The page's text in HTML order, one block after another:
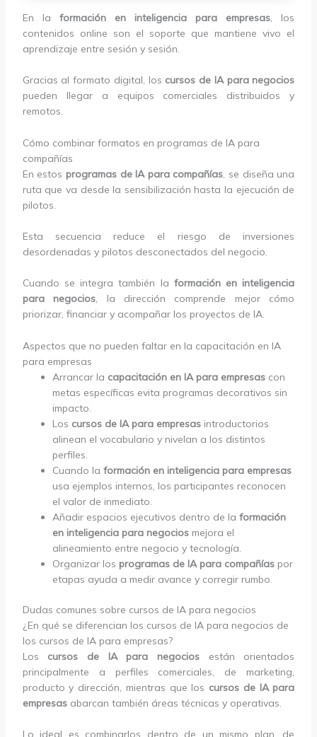
En la formación en inteligencia para empresas, los
contenidos online son el soporte que mantiene vivo el
aprendizaje entre sesión y sesión.
Gracias al formato digital, los cursos de IA para negocios
pueden llegar a equipos comerciales distribuidos y
remotos.
Cómo combinar formatos en programas de IA para
compañías
En estos programas de IA para compañías , se diseña una
ruta que va desde la sensibilización hasta la ejecución de
pilotos.
Esta secuencia reduce el riesgo de inversiones
desordenadas y pilotos desconectados del negocio.
Cuando se integra también la formación en inteligencia
para negocios, la dirección comprende mejor cómo
priorizar, financiar y acompañar los proyectos de IA.
Aspectos que no pueden faltar en la capacitación en IA
para empresas
Arrancar la capacitación en IA para empresascon
metas específicas evita programas decorativos sin
impacto.
Los cursos de IA para empresasintroductorios
alinean el vocabulario y nivelan a los distintos
perfiles.
Cuando la formación en inteligencia para empresas
usa ejemplos internos, los participantes reconocen
el valor de inmediato.
Añadir espacios ejecutivos dentro de la formación
en inteligencia para negociosmejora el
alineamiento entre negocio y tecnología.
Organizar los programas de IA para compañíaspor
etapas ayuda a medir avance y corregir rumbo.
Dudas comunes sobre cursos de IA para negocios
¿En qué se diferencian los cursos de IA para negocios de
los cursos de IA para empresas?
Los cursos de IA para negocios están orientados
principalmente a perfiles comerciales, de marketing,
producto y dirección, mientras que los cursos de IA para
empresasabarcan también áreas técnicas y operativas.
Lo ideal es combinarlos dentro de un mismo plan, de